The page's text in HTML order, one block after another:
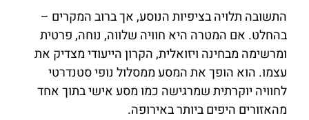
התשובה תלויה בציפיות הנוסע, אך ברוב המקרים –
בהחלט. אם המטרה היא חוויה שלווה, נוחה, פרטית
ומרשימה מבחינה ויזואלית, הקרון הייעודי מצדיק את
עצמו. הוא הופך את המסע ממסלול נופי סטנדרטי
לחוויה יוקרתית שמרגישה כמו מסע אישי בתוך אחד
מהאזורים היפים ביותר באירופה.